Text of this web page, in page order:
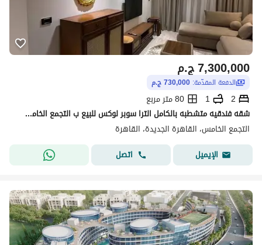
ج.م7,300,000
الدفعة المقدّمة: 730,000 ج.م
2
1
80 متر مربع
شقه فندقيه متشطبه بالكامل الترا سوبر لوكس للبيع ب التجمع الخامس دايريكت علي شارع التسعين ودقايق من الجامعه الامريكيه وكونكورد بلازا
التجمع الخامس، القاهرة الجديدة، القاهرة
الإيميل
اتصل